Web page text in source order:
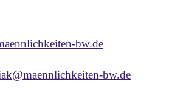
bw.de
bw.de